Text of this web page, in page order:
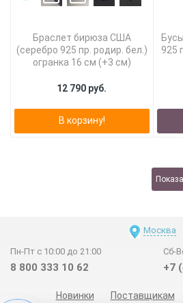
Браслет бирюза США
(серебро 925 пр. родир. бел.)
огранка 16 см (+3 см)
12 790 руб.
В корзину!
925
Москва
Пн-Пт с 10:00 до 21:00
8 800 333 10 62
Сб-
+7
Новинки Поставщикам